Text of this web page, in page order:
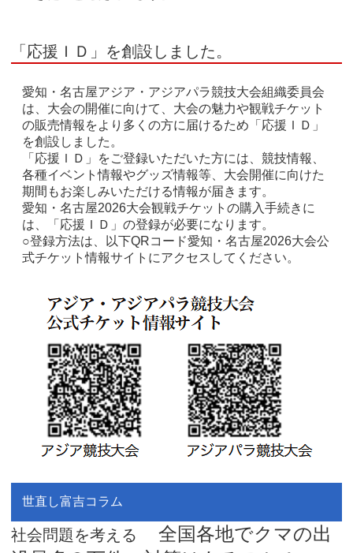
「応援ＩＤ」を創設しました。
愛知・名古屋アジア・アジアパラ競技大会組織委員会
は、大会の開催に向けて、大会の魅力や観戦チケット
の販売情報をより多くの方に届けるため「応援ＩＤ」
を創設しました。
「応援ＩＤ」をご登録いただいた方には、競技情報、
各種イベント情報やグッズ情報等、大会開催に向けた
期間もお楽しみいただける情報が届きます。
愛知・名古屋2026大会観戦チケットの購入手続きに
は、「応援ＩＤ」の登録が必要になります。
○登録方法は、以下QRコード愛知・名古屋2026大会公
式チケット情報サイトにアクセスしてください。
世直し富吉コラム
社会問題を考える
全国各地でクマの出